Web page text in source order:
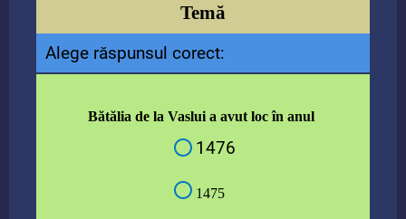
Temă
Alege răspunsul corect:
Bătălia de la Vaslui a avut loc în anul
1476
1475